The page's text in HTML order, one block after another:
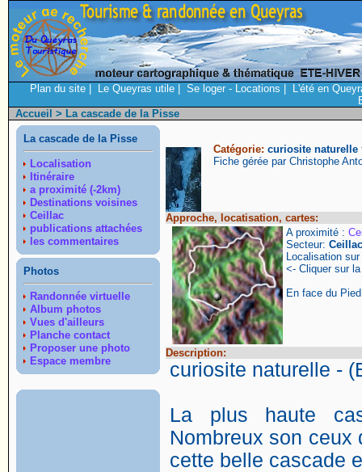
Plan du site Le Queyras utile Se loger - Locations
L'été en
Accueil > La cascade de la Pisse
La cascade de la Pisse
Localisation
Itinéraire
a proximité (-2km)
Destinations voisines
Ceillac
publications attachées
les commentaires
Photos
Randonnée virtuelle
Album photos
Vues d'ailleurs
Planche contact
Proposer une photo
Espace membre
Catégorie: curiosite naturelle
Fiche gérée par Christophe
Approche, locatisation, cartes:
A proximité :
Secteur:
Localisation sur
<- Cliquer sur
En face du
Description:
curiosite naturelle -
La plus haute
Nombreux son
cette belle cascade